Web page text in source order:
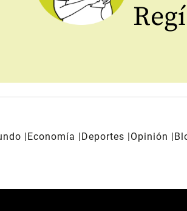
Economía Deportes Opinión